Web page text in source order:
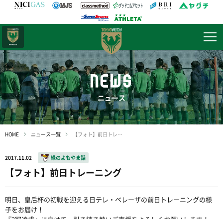
NEWS
ニュース
HOME ニュース一覧 【フォト】前日トレーニング
2017.11.02 緑のよもやま話
【フォト】前日トレーニング
明日、皇后杯の初戦を迎える日テレ・ベレーザの前日トレーニングの様
子をお届け！